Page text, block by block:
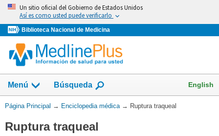
Omita
vaya
al
Contenido
Un sitio oficial del Gobierno de Estados Unidos
Así es como usted puede verificarlo
Biblioteca Nacional de Medicina
Menú Búsqueda English
Usted
aquí:
Página Principal → Enciclopedia médica → Ruptura traqueal
Ruptura traqueal